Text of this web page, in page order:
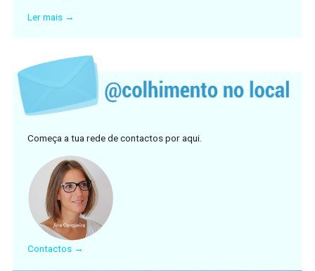
Ler mais →
Começa a tua rede de contactos por aqui.
Contactos →